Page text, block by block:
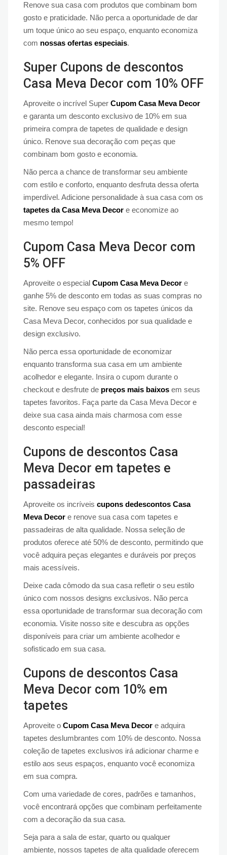
Renove sua casa com produtos que combinam bom
gosto e praticidade. Não perca a oportunidade de dar
um toque único ao seu espaço, enquanto economiza
com nossas ofertas especiais.
Super Cupons de descontos
Casa Meva Decor com 10% OFF
Aproveite o incrível Super Cupom Casa Meva Decor
e garanta um desconto exclusivo de 10% em sua
primeira compra de tapetes de qualidade e design
único. Renove sua decoração com peças que
combinam bom gosto e economia.
Não perca a chance de transformar seu ambiente
com estilo e conforto, enquanto desfruta dessa oferta
imperdível. Adicione personalidade à sua casa com os
tapetes da Casa Meva Decor e economize ao
mesmo tempo!
Cupom Casa Meva Decor com
5% OFF
Aproveite o especial Cupom Casa Meva Decor e
ganhe 5% de desconto em todas as suas compras no
site. Renove seu espaço com os tapetes únicos da
Casa Meva Decor, conhecidos por sua qualidade e
design exclusivo.
Não perca essa oportunidade de economizar
enquanto transforma sua casa em um ambiente
acolhedor e elegante. Insira o cupom durante o
checkout e desfrute de preços mais baixos em seus
tapetes favoritos. Faça parte da Casa Meva Decor e
deixe sua casa ainda mais charmosa com esse
desconto especial!
Cupons de descontos Casa
Meva Decor em tapetes e
passadeiras
Aproveite os incríveis cupons dedescontos Casa
Meva Decor e renove sua casa com tapetes e
passadeiras de alta qualidade. Nossa seleção de
produtos oferece até 50% de desconto, permitindo que
você adquira peças elegantes e duráveis por preços
mais acessíveis.
Deixe cada cômodo da sua casa refletir o seu estilo
único com nossos designs exclusivos. Não perca
essa oportunidade de transformar sua decoração com
economia. Visite nosso site e descubra as opções
disponíveis para criar um ambiente acolhedor e
sofisticado em sua casa.
Cupons de descontos Casa
Meva Decor com 10% em
tapetes
Aproveite o Cupom Casa Meva Decor e adquira
tapetes deslumbrantes com 10% de desconto. Nossa
coleção de tapetes exclusivos irá adicionar charme e
estilo aos seus espaços, enquanto você economiza
em sua compra.
Com uma variedade de cores, padrões e tamanhos,
você encontrará opções que combinam perfeitamente
com a decoração da sua casa.
Seja para a sala de estar, quarto ou qualquer
ambiente, nossos tapetes de alta qualidade oferecem